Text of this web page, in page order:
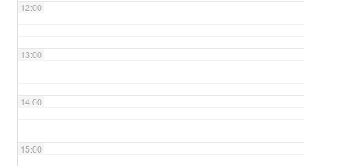
12:00
13:00
14:00
15:00